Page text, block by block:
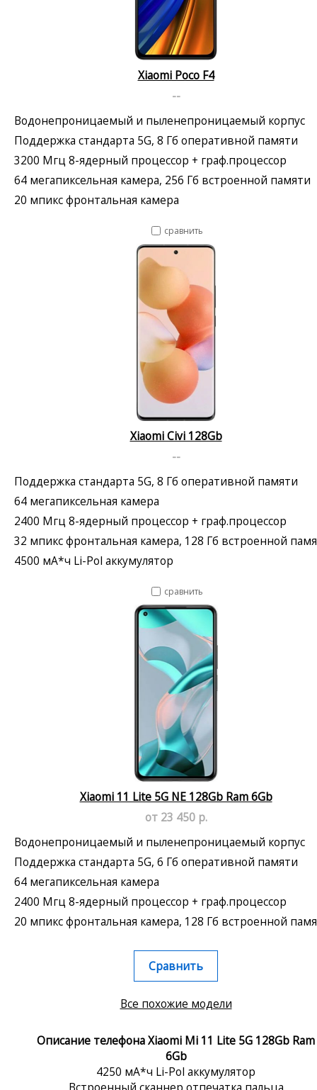
Xiaomi Poco F4
--
Водонепроницаемый и пыленепроницаемый корпус
Поддержка стандарта 5G, 8 Гб оперативной памяти
3200 Мгц 8-ядерный процессор + граф.процессор
64 мегапиксельная камера, 256 Гб встроенной памяти
20 мпикс фронтальная камера
сравнить
Xiaomi Civi 128Gb
--
Поддержка стандарта 5G, 8 Гб оперативной памяти
64 мегапиксельная камера
2400 Мгц 8-ядерный процессор + граф.процессор
32 мпикс фронтальная камера, 128 Гб встроенной
4500 мА*ч Li-Pol аккумулятор
сравнить
Xiaomi 11 Lite 5G NE 128Gb Ram 6Gb
от 23 450 р.
Водонепроницаемый и пыленепроницаемый корпус
Поддержка стандарта 5G, 6 Гб оперативной памяти
64 мегапиксельная камера
2400 Мгц 8-ядерный процессор + граф.процессор
20 мпикс фронтальная камера, 128 Гб встроенной
Сравнить
Все похожие модели
Описание телефона Xiaomi Mi 11 Lite 5G 128Gb Ram
6Gb
4250 мА*ч Li-Pol аккумулятор